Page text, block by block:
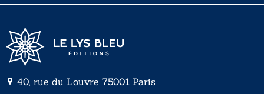
40, rue du Louvre 75001 Paris